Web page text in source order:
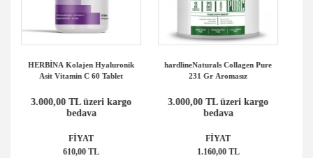
hardlineNaturals Collagen Pure
231 Gr Aromasız
3.000,00 TL üzeri kargo
bedava
FİYAT
1.160,00 TL
hardlineNaturals Collagen Beauty
Vişne 300 Gr
3.000,00 TL üzeri kargo
bedava
FİYAT
1.270,00 TL